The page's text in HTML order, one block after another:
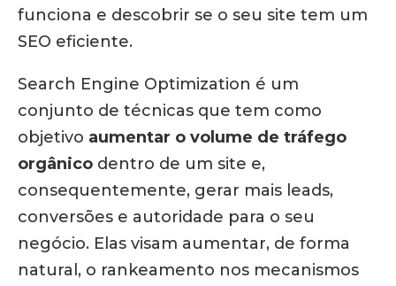
funciona e descobrir se o seu site tem um
SEO eficiente.
Search Engine Optimization é um
conjunto de técnicas que tem como
objetivo aumentar o volume de tráfego
orgânico dentro de um site e,
consequentemente, gerar mais leads,
conversões e autoridade para o seu
negócio. Elas visam aumentar, de forma
natural, o rankeamento nos mecanismos